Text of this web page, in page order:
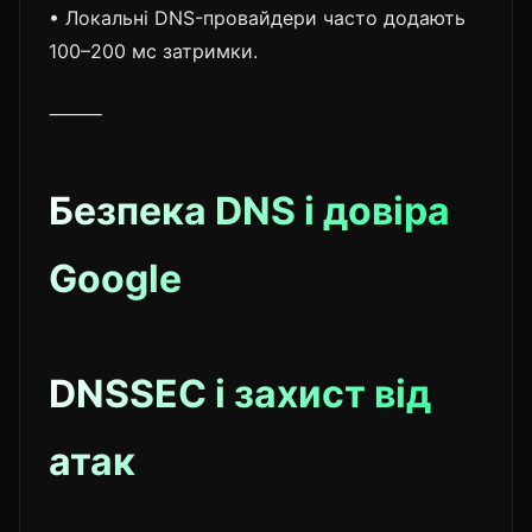
• Локальні DNS-провайдери часто додають
100–200 мс затримки.
⸻
Безпека DNS і довіра
Google
DNSSEC і захист від
атак